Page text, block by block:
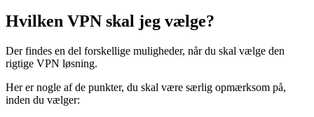
Hvilken VPN skal jeg vælge?
Der findes en del forskellige muligheder, når du skal vælge den
rigtige VPN løsning.
Her er nogle af de punkter, du skal være særlig opmærksom på,
inden du vælger: